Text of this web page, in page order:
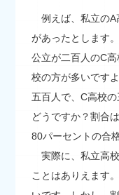
例えば、私立のA
があったとします
公立が二百人のC
校の方が多いです
五百人で、C高校
どうですか？割合
80パーセントの合
実際に、私立高
ことはありえます